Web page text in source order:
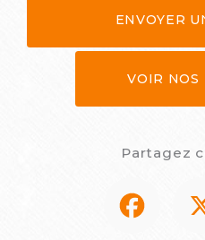
ENVOYER
VOIR NOS
Partagez